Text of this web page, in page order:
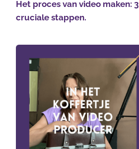
Het proces van video maken: 3
cruciale stappen.